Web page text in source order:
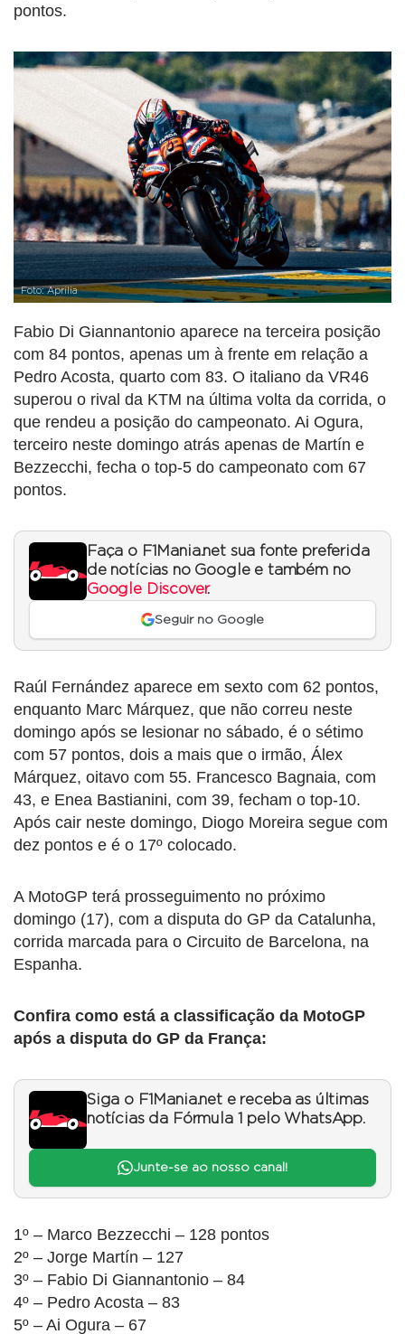
pontos.
Foto: Aprilia
Fabio Di Giannantonio aparece na terceira posição
com 84 pontos, apenas um à frente em relação a
Pedro Acosta, quarto com 83. O italiano da VR46
superou o rival da KTM na última volta da corrida, o
que rendeu a posição do campeonato. Ai Ogura,
terceiro neste domingo atrás apenas de Martín e
Bezzecchi, fecha o top-5 do campeonato com 67
pontos.
Faça o F1Mania.net sua fonte preferida
de notícias no Google e também no
Google Discover.
Seguir no Google
Raúl Fernández aparece em sexto com 62 pontos,
enquanto Marc Márquez, que não correu neste
domingo após se lesionar no sábado, é o sétimo
com 57 pontos, dois a mais que o irmão, Álex
Márquez, oitavo com 55. Francesco Bagnaia, com
43, e Enea Bastianini, com 39, fecham o top-10.
Após cair neste domingo, Diogo Moreira segue com
dez pontos e é o 17º colocado.
A MotoGP terá prosseguimento no próximo
domingo (17), com a disputa do GP da Catalunha,
corrida marcada para o Circuito de Barcelona, na
Espanha.
Confira como está a classificação da MotoGP
após a disputa do GP da França:
Siga o F1Mania.net e receba as últimas
notícias da Fórmula 1 pelo WhatsApp.
Junte-se ao nosso canal!
1º – Marco Bezzecchi – 128 pontos
2º – Jorge Martín – 127
3º – Fabio Di Giannantonio – 84
4º – Pedro Acosta – 83
5º – Ai Ogura – 67